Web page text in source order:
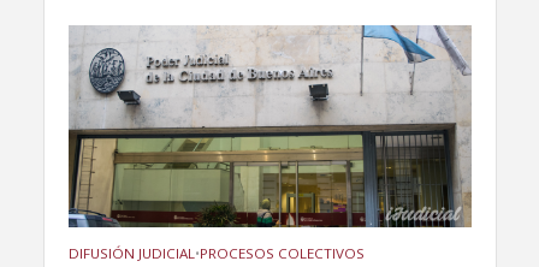
DIFUSIÓN JUDICIAL •PROCESOS COLECTIVOS